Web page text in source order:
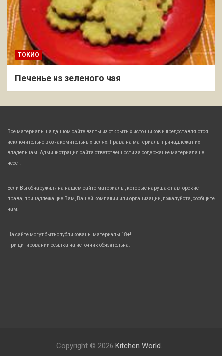
ТОКИО
Печенье из зеленого чая
Все материалы на данном сайте взяты из открытых источников и предоставляются
исключительно в ознакомительных целях. Права на материалы принадлежат их
владельцам. Администрация сайта ответственности за содержание материала не
несет.
Если Вы обнаружили на нашем сайте материалы, которые нарушают авторские
права, принадлежащие Вам, Вашей компании или организации, пожалуйста, сообщите
нам.
На сайте могут быть опубликованы материалы 18+!
При цитировании ссылка на источник обязательна.
Copyright © 2026 Kitchen World.